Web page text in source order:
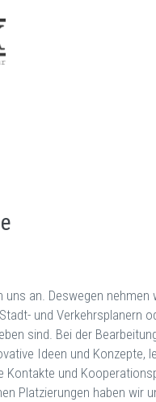
uns an. Deswegen
und Verkehrsplanern
sind. Bei der
Ideen und Konzepte,
Kontakte und
Platzierungen haben wir